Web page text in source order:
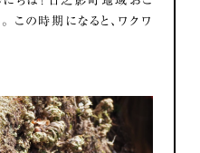
の時期になると、ワクワ